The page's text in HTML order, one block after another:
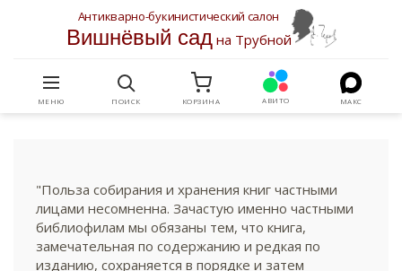
Антикварно-букинистический салон
Вишнёвый садна Трубной
МЕНЮ ПОИСК КОРЗИНА АВИТО МАКС
"Польза собирания и хранения книг частными
лицами несомненна. Зачастую именно частными
библиофилам мы обязаны тем, что книга,
замечательная по содержанию и редкая по
изданию, сохраняется в порядке и затем